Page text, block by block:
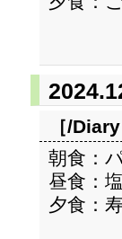
［/Diary
朝食：
昼食：
夕食：